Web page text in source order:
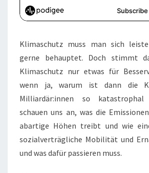
Klimaschutz muss man sich
gerne behauptet. Doch stimmt
Klimaschutz nur etwas für
wenn ja, warum ist dann die
Milliardär:innen so
schauen uns an, was die
abartige Höhen treibt und wie
sozialverträgliche Mobilität und
und was dafür passieren muss.